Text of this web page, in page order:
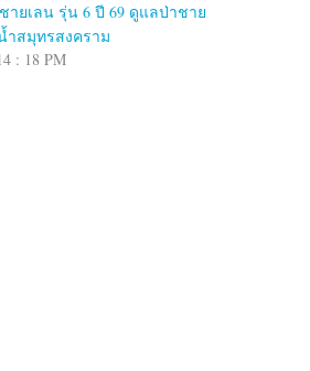
ายเลน รุ่น 6 ปี 69 ดูแลป่าชาย
สมุทรสงคราม
: 18 PM